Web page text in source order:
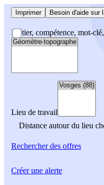
Imprimer Besoin d'aide sur
Métier, compétence, mot-
Lieu de travail
Distance autour du lieu
Rechercherdes offres
Créer une alerte